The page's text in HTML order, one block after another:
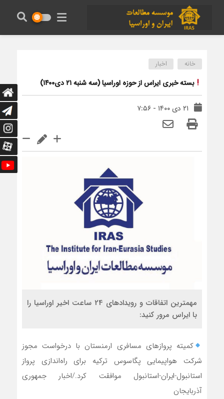
خانه اخبار
بسته خبری ایراس از حوزه اوراسیا (سه شنبه ۲۱ دی۱۴۰۰)
۲۱ دی ۱۴۰۰ - ۷:۵۶
مهمترین اتفاقات و رویدادهای 24 ساعت اخیر اوراسیا را
با ایراس مرور کنید:
کمیته پروازهای مسافری ارمنستان با درخواست مجوز
شرکت هواپیمایی پگاسوس ترکیه برای راه‌اندازی پرواز
استانبول-ایران-استانبول موافقت کرد./اخبار جمهوری
آذربایجان